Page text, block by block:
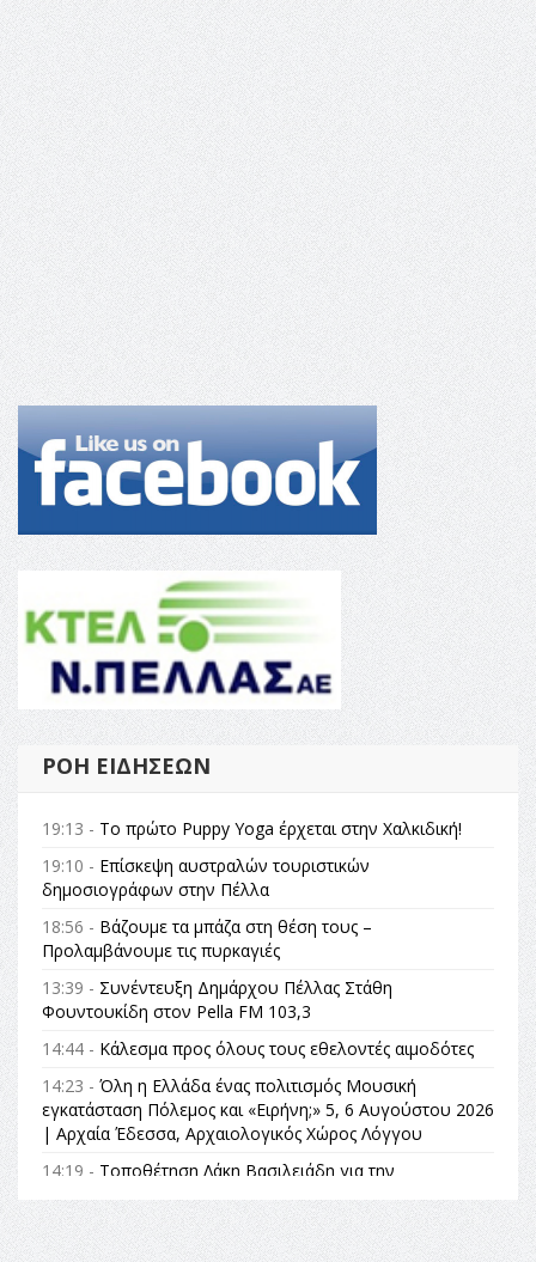
ΡΟΉ ΕΙΔΉΣΕΩΝ
19:13 - Το πρώτο Puppy Yoga έρχεται στην Χαλκιδική!
19:10 - Επίσκεψη αυστραλών τουριστικών
δημοσιογράφων στην Πέλλα
18:56 - Βάζουμε τα μπάζα στη θέση τους –
Προλαμβάνουμε τις πυρκαγιές
13:39 - Συνέντευξη Δημάρχου Πέλλας Στάθη
Φουντουκίδη στον Pella FM 103,3
14:44 - Κάλεσμα προς όλους τους εθελοντές αιμοδότες
14:23 - Όλη η Ελλάδα ένας πολιτισμός Μουσική
εγκατάσταση Πόλεμος και «Ειρήνη;» 5, 6 Αυγούστου 2026
| Αρχαία Έδεσσα, Αρχαιολογικός Χώρος Λόγγου
14:19 - Τοποθέτηση Λάκη Βασιλειάδη για την
Αναθεώρηση του Συντάγματος: «Σε τέτοιες κορυφαίες
θεσμικές διαδικασίες υπάρχει μόνο η ευθύνη απέναντι
στις επόμενες γενιές»